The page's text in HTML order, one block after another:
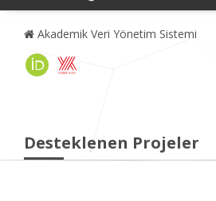
Akademik Veri Yönetim Sistemi
Desteklenen Projeler